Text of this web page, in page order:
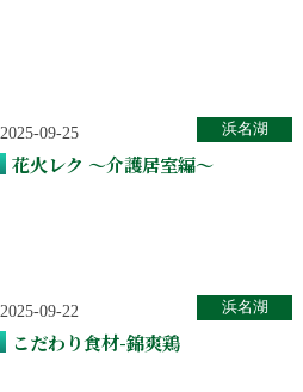
2025-09-25
花火レク ～介護居室編～
浜名湖
2025-09-22
こだわり食材-錦爽鶏
浜名湖